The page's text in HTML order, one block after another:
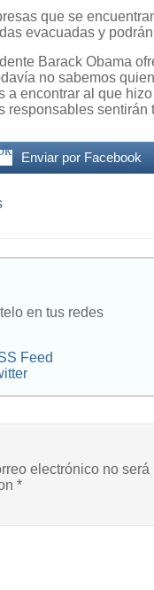
que se
evacuadas y
Barack Obama
no sabemos
a encontrar al que
responsables sentirán
Enviar por Facebook
en tus redes
electrónico no será
*